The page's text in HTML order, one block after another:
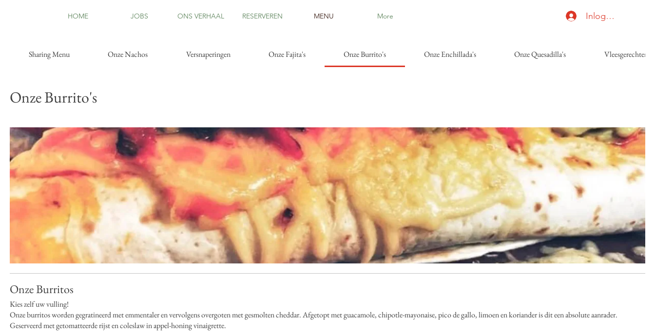
HOME JOBS ONS VERHAAL RESERVEREN MENU More Inloggen
Sharing Menu Onze Nachos Versnaperingen Onze Fajita's Onze Burrito's Onze Enchillada's Onze Quesadilla's Vleesgerechten
Onze Burrito's
Onze Burritos
Kies zelf uw vulling!
Onze burritos worden gegratineerd met emmentaler en vervolgens overgoten met gesmolten cheddar. Afgetopt met guacamole, chipotle-mayonaise, pico de gallo, limoen en koriander is dit een absolute aanrader.
Geserveerd met getomatteerde rijst en coleslaw in appel-honing vinaigrette.